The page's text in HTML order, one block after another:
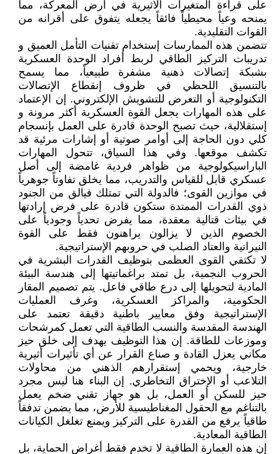
على قراءة المتغيرات الأثيرية في أرض المعركة، مما
يمنحه وعياً محيطياً فائقاً يجعله يتفوق على أقرانه من
القوات التقليدية.
تتضمن هذه الممارسات إستخدام تقنيات التأمل العميق و
تدريبات التركيز الطاقي لربط أفراد الوحدة العسكرية
بشبكة إتصالات ذهنية مشفرة طبيعياً، مما يسمح
بالتنسيق اللحظي في ظروف إنقطاع الإتصالات
التكنولوجية أو التعرض للتشويش الإلكتروني. إن الإعتماد
على هذه المهارات يجعل القوة العسكرية أكثر مرونة و
إستقلالية، حيث تصبح الوحدة قادرة على العمل بإنسجام
كلي دون الحاجة إلى أوامر صوتية أو إشارات مرئية قد
تكشف موقعها. وفي هذا السياق، تتحول المهارات
الباراسيكولوجية من ظواهر فردية غامضة إلى أصل
عسكري قابل للقياس والتدريب، مما يخلق تفاوتاً جوهرياً
في موازين القوى؛ فالدولة التي تمتلك فيالق من الجنود
ذوي القدرات الممتدة ستكون قادرة على فرض إرادتها
في بيئات قتالية معقدة، مما يفرض تحدياً وجودياً على
الخصوم الذين لا يزالون يراهنون فقط على القوة
النيرانية والعتاد الصلب في حروبهم الإستراتيجية.
لا تكتفي القوى العظمى بتوظيف القدرات البشرية في
الحروب النجمية، بل تمتد براغماتيتها إلى هندسة البيئة
المادية لتحويلها إلى درع طاقي فاعل. يتم تصميم المقار
الحكومية، والمراكز العسكرية، وغرف العمليات
الإستراتيجية وفق معايير باطنية دقيقة تعتمد على
الهندسة المقدسة والنسب الطاقية التي تعمل كمرشحات
وموزعات للطاقة. إن هذا التوظيف يهدف إلى خلق حيز
مكاني يعزل القادة و صناع القرار عن أي تأثيرات أثيرية
خارجية، ويحمي إستقرارهم الذهني من محاولات
التلاعب أو الإختراق التخاطري. إن البناء هنا ليس مجرد
حيز للسكن أو العمل، بل هو جهاز تقني ضخم يعمل
بالتناغم مع الحقول المغناطيسية للأرض، مما يضمن تدفقاً
طاقياً يرفع من القدرة على التركيز ويمنع تغلغل الكيانات
الطاقية المعادية.
إن هذه العمارة الطاقية لا تخدم فقط أغراض الحماية، بل